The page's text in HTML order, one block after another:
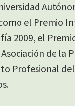
el Premio
2009, el
de la
Profesional